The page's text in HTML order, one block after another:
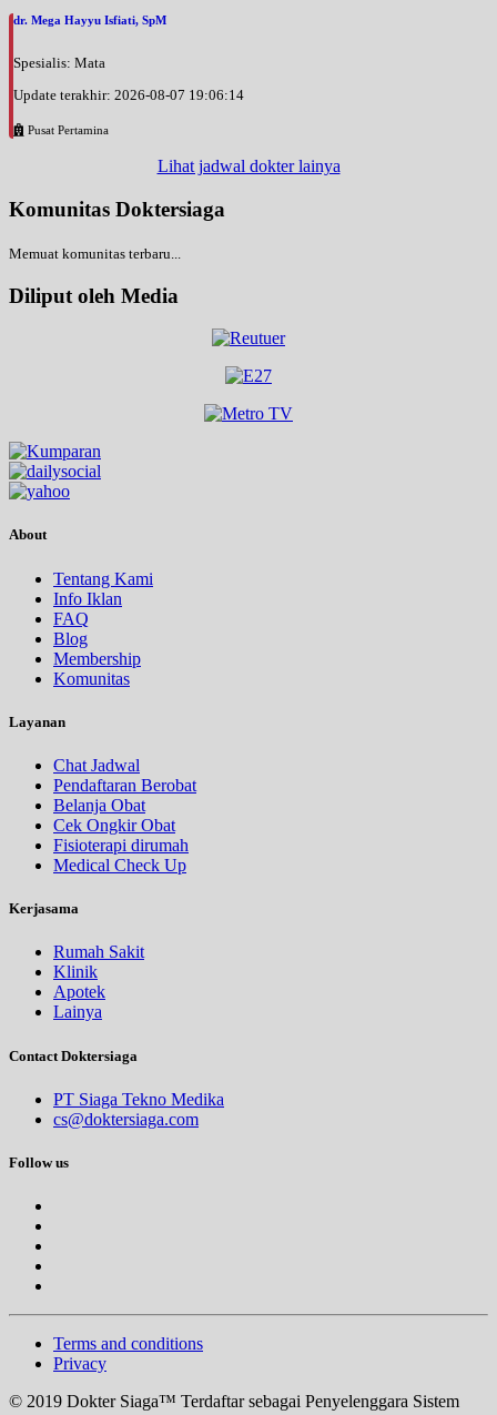
dr. Mega Hayyu Isfiati, SpM
Spesialis: Mata
Update terakhir: 2026-08-07 19:06:14
Pusat Pertamina
Lihat jadwal dokter lainya
Komunitas Doktersiaga
Memuat komunitas terbaru...
Diliput oleh Media
About
Tentang Kami
Info Iklan
FAQ
Blog
Membership
Komunitas
Layanan
Chat Jadwal
Pendaftaran Berobat
Belanja Obat
Cek Ongkir Obat
Fisioterapi dirumah
Medical Check Up
Kerjasama
Rumah Sakit
Klinik
Apotek
Lainya
Contact Doktersiaga
PT Siaga Tekno Medika
cs@doktersiaga.com
Follow us
Terms and conditions
Privacy
© 2019 Dokter Siaga™ Terdaftar sebagai Penyelenggara Sistem